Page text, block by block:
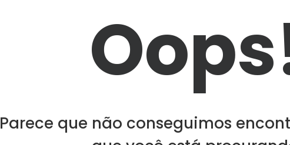
Parece que não conseguimos